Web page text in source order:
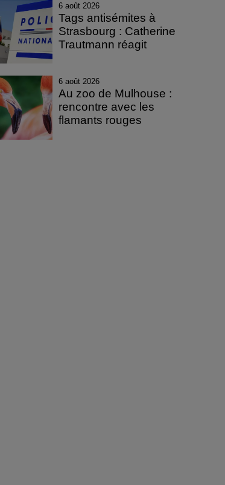
6 août 2026
Tags antisémites à
Strasbourg : Catherine
Trautmann réagit
6 août 2026
Au zoo de Mulhouse :
rencontre avec les
flamants rouges